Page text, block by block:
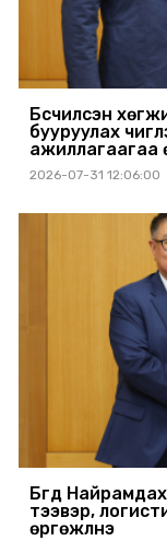
Бүсчилсэн
бууруулах
ажиллагаагаа
2026-07-31 12:06:00
Бүгд
тээвэр,
өргөжүүлнэ